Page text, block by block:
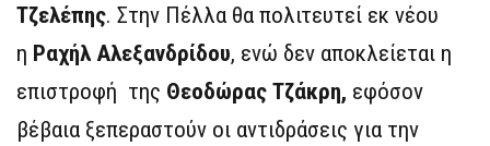
Τζελέπης. Στην Πέλλα θα πολιτευτεί εκ νέου
η Ραχήλ Αλεξανδρίδου, ενώ δεν αποκλείεται η
επιστροφή της Θεοδώρας Τζάκρη, εφόσον
βέβαια ξεπεραστούν οι αντιδράσεις για την